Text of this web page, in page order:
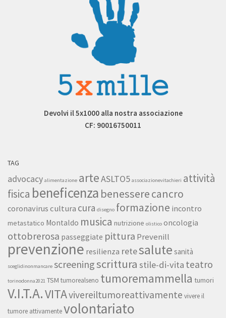
Devolvi il 5x1000 alla nostra associazione
CF: 90016750011
TAG
advocacy alimentazione arteASLTO5 associazionevitachieri attività
fisica beneficenza benesserecancro
coronavirus cultura cura disegno formazione incontro
metastatico Montaldo musica nutrizione olistico oncologia
ottobrerosa passeggiate pittura Prevenill
prevenzione resilienza retesalute sanità
sceglidinonmancare screeningscrittura stile-di-vita teatro
torinodonna2021 TSM tumorealseno tumoremammella tumori
V.I.T.A.VITAvivereiltumoreattivamente vivere il
tumore attivamentevolontariato